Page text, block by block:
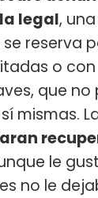
legal,
se reserva
o con
que no
mismas.
le
no le